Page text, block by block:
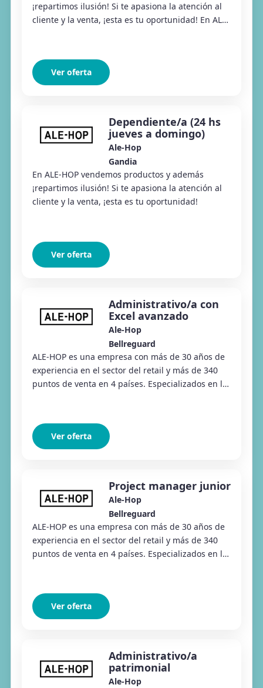
¡repartimos ilusión! Si te apasiona la atención al
cliente y la venta, ¡esta es tu oportunidad! En ALE-
Ver oferta
Dependiente/a (24 hs
jueves a domingo)
Ale-Hop
Gandia
En ALE-HOP vendemos productos y además
¡repartimos ilusión! Si te apasiona la atención al
cliente y la venta, ¡esta es tu oportunidad!
Ver oferta
Administrativo/a con
Excel avanzado
Ale-Hop
Bellreguard
ALE-HOP es una empresa con más de 30 años de
experiencia en el sector del retail y más de 340
puntos de venta en 4 países. Especializados en la
Ver oferta
Project manager junior
Ale-Hop
Bellreguard
ALE-HOP es una empresa con más de 30 años de
experiencia en el sector del retail y más de 340
puntos de venta en 4 países. Especializados en la
Ver oferta
Administrativo/a
patrimonial
Ale-Hop